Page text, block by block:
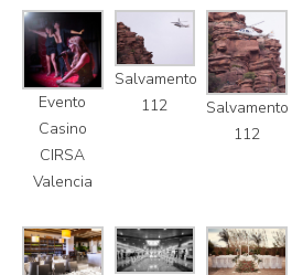
Evento
Casino
CIRSA
Valencia
Salvamento
112
Salvamento
112